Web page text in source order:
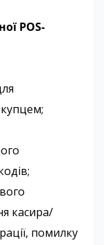
POS-
касира/
помилку